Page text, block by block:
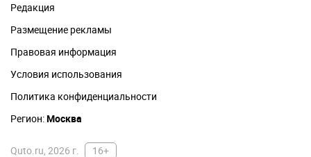
Редакция
Размещение рекламы
Правовая информация
Условия использования
Политика конфиденциальности
Регион:Москва
Quto.ru, 2026 г. 16+